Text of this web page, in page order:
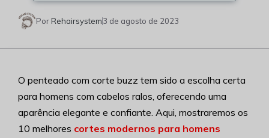
Por Rehairsystem3 de agosto de 2023
O penteado com corte buzz tem sido a escolha certa
para homens com cabelos ralos, oferecendo uma
aparência elegante e confiante. Aqui, mostraremos os
10 melhores cortes modernos para homens